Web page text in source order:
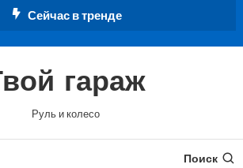
Сейчас в тренде
гараж
Руль и колесо
Поиск